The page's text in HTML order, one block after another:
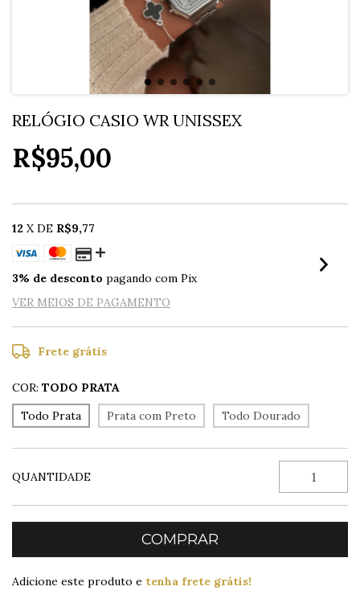
RELÓGIO CASIO WR UNISSEX
R$95,00
12 X DE R$9,77
3% de desconto pagando com Pix
VER MEIOS DE PAGAMENTO
Frete grátis
COR: TODO PRATA
Todo Prata
Prata com Preto Todo Dourado
QUANTIDADE
Adicione este produto e tenha frete grátis!